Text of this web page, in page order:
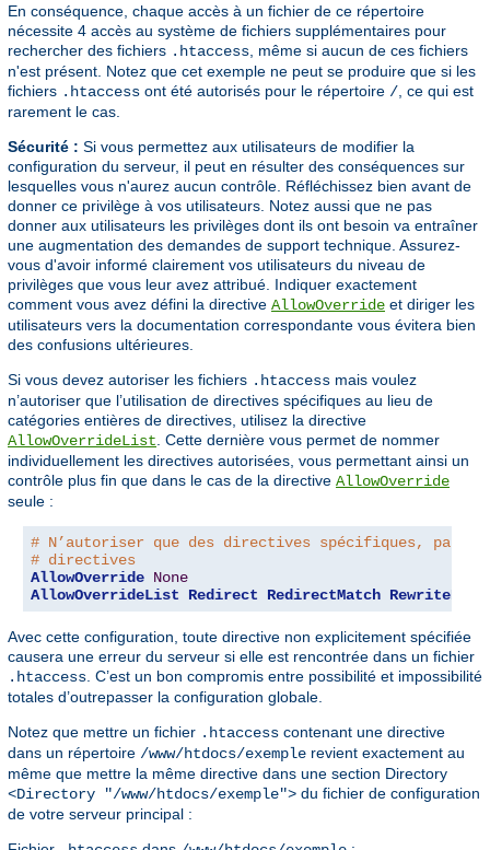
En conséquence, chaque accès à un fichier de ce répertoire
nécessite 4 accès au système de fichiers supplémentaires pour
rechercher des fichiers .htaccess , même si aucun de ces fichiers
n'est présent. Notez que cet exemple ne peut se produire que si les
fichiers .htaccess ont été autorisés pour le répertoire / , ce qui est
rarement le cas.
Sécurité : Si vous permettez aux utilisateurs de modifier la
configuration du serveur, il peut en résulter des conséquences sur
lesquelles vous n'aurez aucun contrôle. Réfléchissez bien avant de
donner ce privilège à vos utilisateurs. Notez aussi que ne pas
donner aux utilisateurs les privilèges dont ils ont besoin va entraîner
une augmentation des demandes de support technique. Assurez-
vous d'avoir informé clairement vos utilisateurs du niveau de
privilèges que vous leur avez attribué. Indiquer exactement
comment vous avez défini la directive AllowOverride et diriger les
utilisateurs vers la documentation correspondante vous évitera bien
des confusions ultérieures.
Si vous devez autoriser les fichiers .htaccess mais voulez
n’autoriser que l’utilisation de directives spécifiques au lieu de
catégories entières de directives, utilisez la directive
AllowOverrideList . Cette dernière vous permet de nommer
individuellement les directives autorisées, vous permettant ainsi un
contrôle plus fin que dans le cas de la directive AllowOverride
seule :
# N’autoriser que des directives spécifiques, pas
# directives
AllowOverride None
AllowOverrideList
Redirect RedirectMatch
Avec cette configuration, toute directive non explicitement spécifiée
causera une erreur du serveur si elle est rencontrée dans un fichier
.htaccess . C’est un bon compromis entre possibilité et impossibilité
totales d’outrepasser la configuration globale.
Notez que mettre un fichier .htaccess contenant une directive
dans un répertoire /www/htdocs/exemple revient exactement au
même que mettre la même directive dans une section Directory
<Directory "/www/htdocs/exemple"> du fichier de configuration
de votre serveur principal :